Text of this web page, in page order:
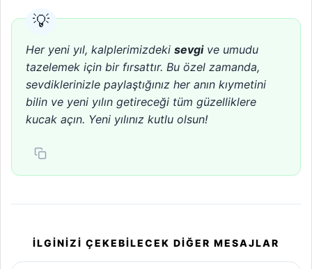
Her yeni yıl, kalplerimizdeki sevgive umudu
tazelemek için bir fırsattır. Bu özel zamanda,
sevdiklerinizle paylaştığınız her anın kıymetini
bilin ve yeni yılın getireceği tüm güzelliklere
kucak açın. Yeni yılınız kutlu olsun!
İLGINIZI ÇEKEBILECEK DIĞER MESAJLAR